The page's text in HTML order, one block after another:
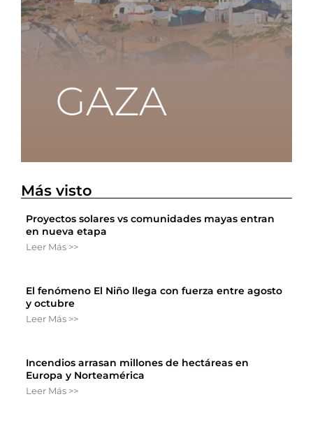
Más visto
Proyectos solares vs comunidades mayas entran
en nueva etapa
Leer Más >>
El fenómeno El Niño llega con fuerza entre agosto
y octubre
Leer Más >>
Incendios arrasan millones de hectáreas en
Europa y Norteamérica
Leer Más >>